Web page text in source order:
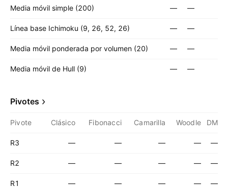
Media móvil simple (200) — —
Línea base Ichimoku (9, 26, 52, 26) — —
Media móvil ponderada por volumen (20) — —
Media móvil de Hull (9) — —
Pivotes
Pivote Clásico Fibonacci Camarilla Woodle DM
R3 — — — — —
R2 — — — — —
R1 — — — — —